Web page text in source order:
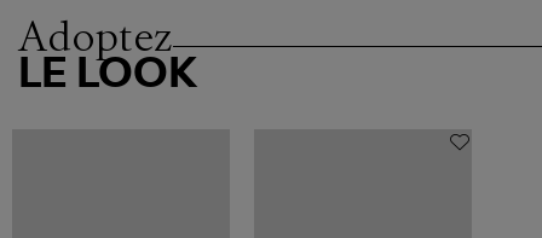
Adoptez
LE LOOK